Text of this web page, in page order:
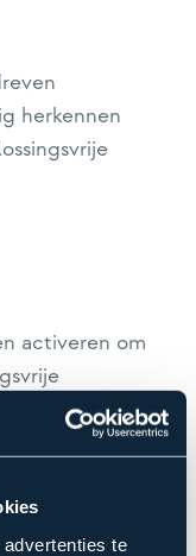
te
herkennen
activeren om